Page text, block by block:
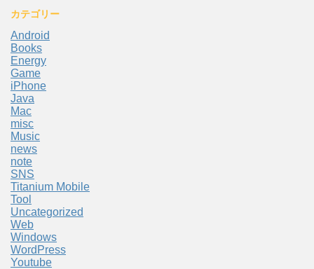
カテゴリー
Android
Books
Energy
Game
iPhone
Java
Mac
misc
Music
news
note
SNS
Titanium Mobile
Tool
Uncategorized
Web
Windows
WordPress
Youtube